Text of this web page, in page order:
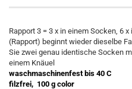
Rapport 3 = 3 x in einem Socken, 6
(Rapport) beginnt wieder dieselbe
Sie zwei genau identische Socken
einem Knäuel
waschmaschinenfest bis 40 C
filzfrei, 100 g color